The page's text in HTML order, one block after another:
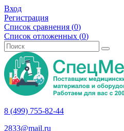
Вход
Регистрация
Список сравнения (0)
Список отложенных (0)
8 (499) 755-82-44
2833@mail.ru